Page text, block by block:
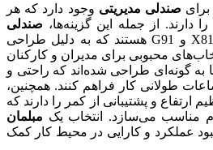
صندلی مدیریتی وجود دارد که هر
از جمله این گزینه‌ها، صندلی
مدل‌های X81، I91 و G91 هستند که به دلیل طراحی
محبوبی برای مدیران و کارکنان
به گونه‌ای طراحی شده‌اند که راحتی و
طولانی کار فراهم کنند. همچنین،
ارتفاع و پشتیبانی از کمر را دارند که
مناسب می‌سازد. انتخاب یک مبلمان
عملکرد و کارایی در محیط کار کمک